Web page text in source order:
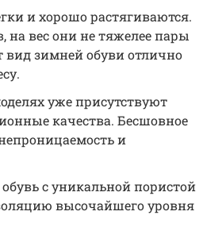
и хорошо растягиваются.
на вес они не тяжелее пары
вид зимней обуви отлично
уже присутствуют
качества. Бесшовное
и
с уникальной пористой
высочайшего уровня